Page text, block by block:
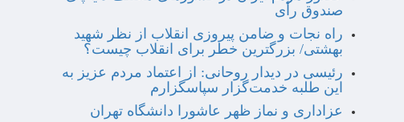
صندوق رأی
راه نجات و ضامن پیروزی انقلاب از نظر شهید
بهشتی/ بزرگترین خطر برای انقلاب چیست؟
رئیسی در دیدار روحانی: از اعتماد مردم عزیز به
این طلبه خدمت‌گزار سپاسگزارم
عزاداری و نماز ظهر عاشورا دانشگاه تهران